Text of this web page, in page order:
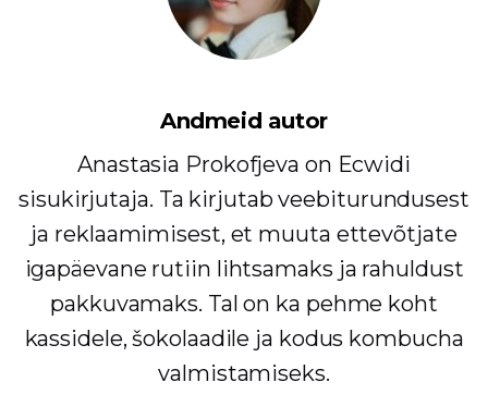
Andmeid autor
Anastasia Prokofjeva on Ecwidi
sisukirjutaja. Ta kirjutab veebiturundusest
ja reklaamimisest, et muuta ettevõtjate
igapäevane rutiin lihtsamaks ja rahuldust
pakkuvamaks. Tal on ka pehme koht
kassidele, šokolaadile ja kodus kombucha
valmistamiseks.